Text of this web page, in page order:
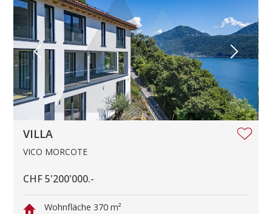
VILLA
VICO MORCOTE
CHF 5'200'000.-
Wohnfläche 370 m²